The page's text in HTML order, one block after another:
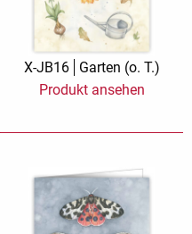
X-JB16
Garten (o. T.)
Produkt ansehen